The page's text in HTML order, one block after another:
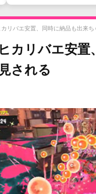
カリバエ安置、同時に納品も出来
カリバエ安
される